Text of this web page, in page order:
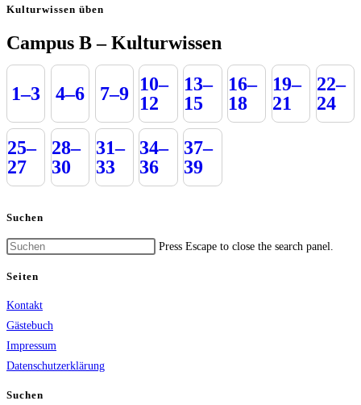
Kulturwissen üben
Campus B – Kulturwissen
1–3 4–6 7–9 10–
12
13–
15
16–
18
19–
21
22–
24
25–
27
28–
30
31–
33
34–
36
37–
39
Suchen
Press Escape to close the search panel.
Seiten
Kontakt
Gästebuch
Impressum
Datenschutzerklärung
Suchen